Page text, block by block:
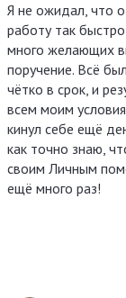
Я не ожидал, что
работу так
много желающих
поручение. Всё
чётко в срок, и
всем моим
кинул себе ещё
как точно знаю,
своим Личным
ещё много раз!